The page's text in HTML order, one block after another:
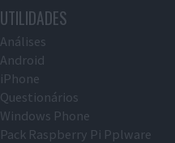
UTILIDADES
Análises
Android
iPhone
Questionários
Windows Phone
Pack Raspberry Pi Pplware